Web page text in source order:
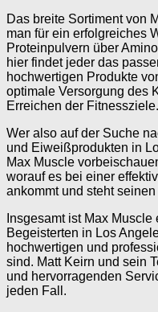
Das breite Sortiment von
man für ein erfolgreiches
Proteinpulvern über
hier findet jeder das
hochwertigen Produkte
optimale Versorgung des
Erreichen der Fitnessziele.
Wer also auf der Suche
und Eiweißprodukten in
Max Muscle
worauf es bei einer
ankommt und steht
Insgesamt ist Max
Begeisterten in Los
hochwertigen und
sind. Matt Keirn und sein
und hervorragenden
jeden Fall.